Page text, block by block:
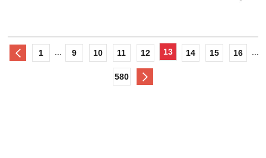
1 9 10 11 12 13 14 15 16
580